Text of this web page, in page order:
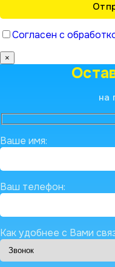
Согласен с
×
на
Ваше имя:
Ваш телефон:
Как удобнее с Вами